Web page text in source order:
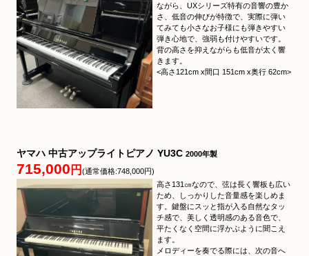
ながら、UXシリーズ特有の音響の豊か
さ、低音の伸びが特徴で、実際に弾い
てみても小さなお子様にも弾きやすい
弾き心地で、強弱も付けやすいです。
背の高さを抑えながらも低音が太く響
きます。
<高さ121cm x間口 151cm x奥行 62cm>
ヤマハ 中古アップライトピアノ YU3C 2000年製
715,000 円 (通常価格:748,000円)
高さ131㎝なので、弦は長く響板も広い
ため、しっかりした音量感を楽しめま
す。鍵盤にスッと指が入る自然なタッ
チ感で、美しく透明感のある音色で、
平たくなく空間に浮かぶように聞こえ
ます。
メロディーを奏でる際には、次の音へ